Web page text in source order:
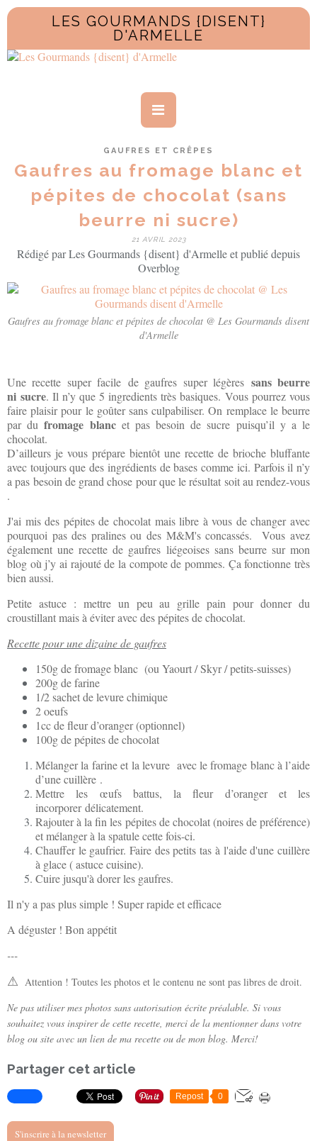
LES GOURMANDS {DISENT}
D'ARMELLE
GAUFRES ET CRÊPES
Gaufres au fromage blanc et
pépites de chocolat (sans
beurre ni sucre)
21 AVRIL 2023
Rédigé par Les Gourmands {disent} d'Armelle et publié depuis
Overblog
Gaufres au fromage blanc et pépites de chocolat @ Les Gourmands disent
d'Armelle
Une recette super facile de gaufres super légères sans beurre
ni sucre. Il n’y que 5 ingredients très basiques. Vous pourrez vous
faire plaisir pour le goûter sans culpabiliser. On remplace le beurre
par dufromage blancet pas besoin de sucre puisqu’il y a le
chocolat.
D’ailleurs je vous prépare bientôt une recette de brioche bluffante
avec toujours que des ingrédients de bases comme ici. Parfois il n’y
a pas besoin de grand chose pour que le résultat soit au rendez-vous
.
J'ai mis des pépites de chocolat mais libre à vous de changer avec
pourquoi pas des pralines ou des M&M's concassés. Vous avez
également une recette de gaufres liégeoises sans beurre sur mon
blog où j’y ai rajouté de la compote de pommes. Ça fonctionne très
bien aussi.
Petite astuce : mettre un peu au grille pain pour donner du
croustillant mais à éviter avec des pépites de chocolat.
Recette pour une dizaine de gaufres
150g de fromage blanc (ou Yaourt / Skyr / petits-suisses)
200g de farine
1/2 sachet de levure chimique
2 oeufs
1cc de fleur d’oranger (optionnel)
100g de pépites de chocolat
Mélanger la farine et la levure avec le fromage blanc à l’aide
d’une cuillère .
Mettre les œufs battus, la fleur d’oranger et les
incorporer délicatement.
Rajouter à la fin les pépites de chocolat (noires de préférence)
et mélanger à la spatule cette fois-ci.
Chauffer le gaufrier. Faire des petits tas à l'aide d'une cuillère
à glace ( astuce cuisine).
Cuire jusqu'à dorer les gaufres.
Il n'y a pas plus simple ! Super rapide et efficace
A déguster ! Bon appétit
---
⚠ Attention ! Toutes les photos et le contenu ne sont pas libres de droit.
Ne pas utiliser mes photos sans autorisation écrite préalable. Si vous
souhaitez vous inspirer de cette recette, merci de la mentionner dans votre
blog ou site avec un lien de ma recette ou de mon blog. Merci!
Partager cet article
Repost 0
S'inscrire à la newsletter